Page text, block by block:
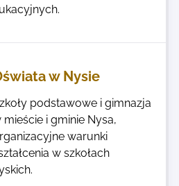
w Nysie
podstawowe i gimnazja
mieście i gminie Nysa,
warunki
w szkołach